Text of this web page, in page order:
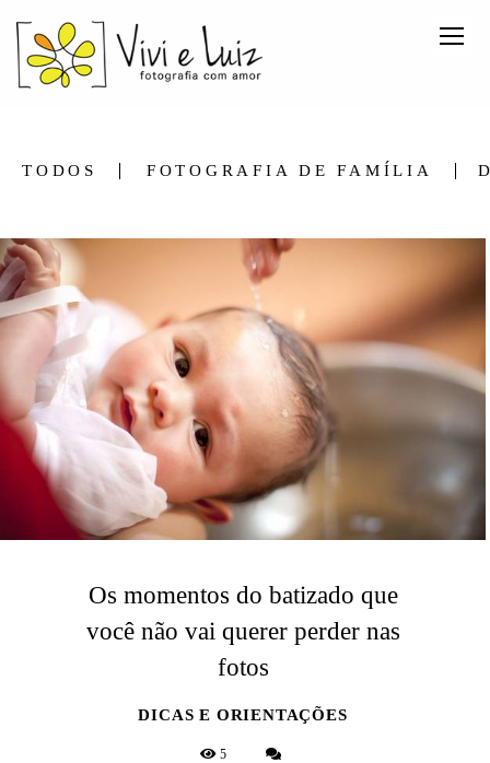
TODOS FOTOGRAFIA DE FAMÍLIA
Os momentos do batizado que
você não vai querer perder nas
fotos
DICAS E ORIENTAÇÕES
5